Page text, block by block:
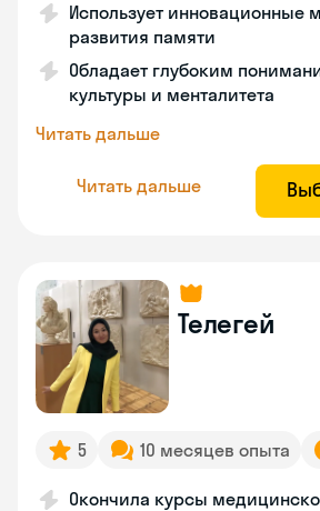
Использует инновационные
развития памяти
Обладает глубоким
культуры и менталитета
Читать дальше
Читать дальше
Телегей
5 10 месяцев опыта
Окончила курсы